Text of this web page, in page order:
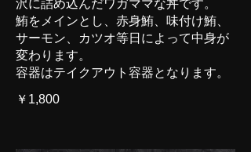
沢に詰め込んだワガママな丼です。
鮪をメインとし、赤身鮪、味付け鮪、
サーモン、カツオ等日によって中身が
変わります。
容器はテイクアウト容器となります。
￥1,800